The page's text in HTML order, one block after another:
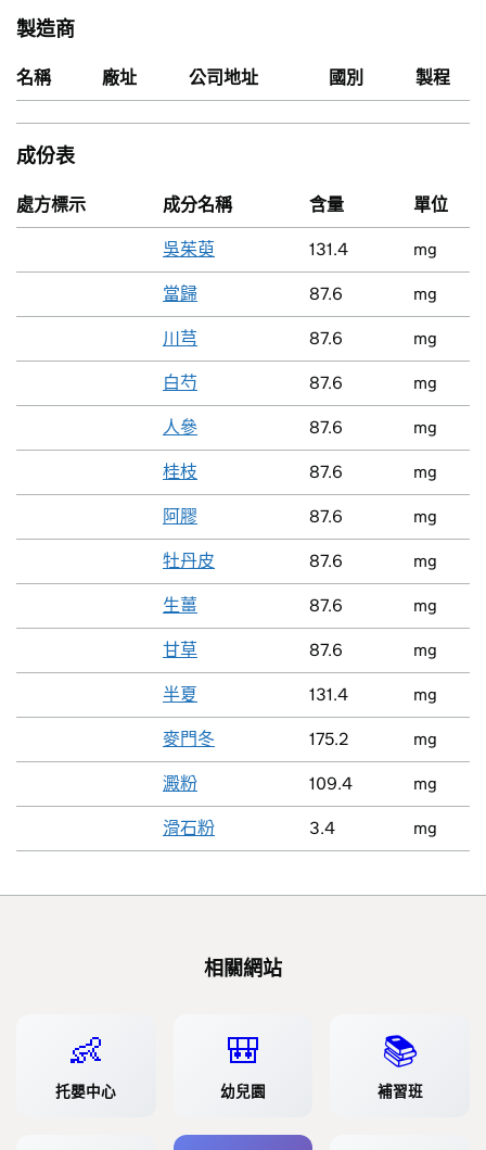
製造商
名稱 廠址 公司地址 國別 製程
成份表
處方標示 成分名稱 含量 單位
吳茱萸 131.4 mg
當歸 87.6 mg
川芎 87.6 mg
白芍 87.6 mg
人參 87.6 mg
桂枝 87.6 mg
阿膠 87.6 mg
牡丹皮 87.6 mg
生薑 87.6 mg
甘草 87.6 mg
半夏 131.4 mg
麥門冬 175.2 mg
澱粉 109.4 mg
滑石粉 3.4 mg
相關網站
👶
托嬰中心
🎒
幼兒園
📚
補習班